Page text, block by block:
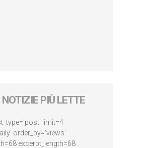
NOTIZIE PIÙ LETTE
limit=4
order_by='views'
excerpt_length=68